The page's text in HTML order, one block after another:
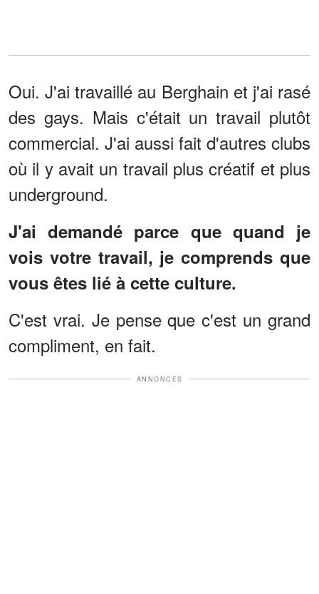
Oui. J'ai travaillé au Berghain et j'ai rasé
des gays. Mais c'était un travail plutôt
commercial. J'ai aussi fait d'autres clubs
où il y avait un travail plus créatif et plus
underground.
J'ai demandé parce que quand je
vois votre travail, je comprends que
vous êtes lié à cette culture.
C'est vrai. Je pense que c'est un grand
compliment, en fait.
ANNONCES